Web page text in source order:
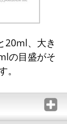
20ml、大き
の目盛がそ
。